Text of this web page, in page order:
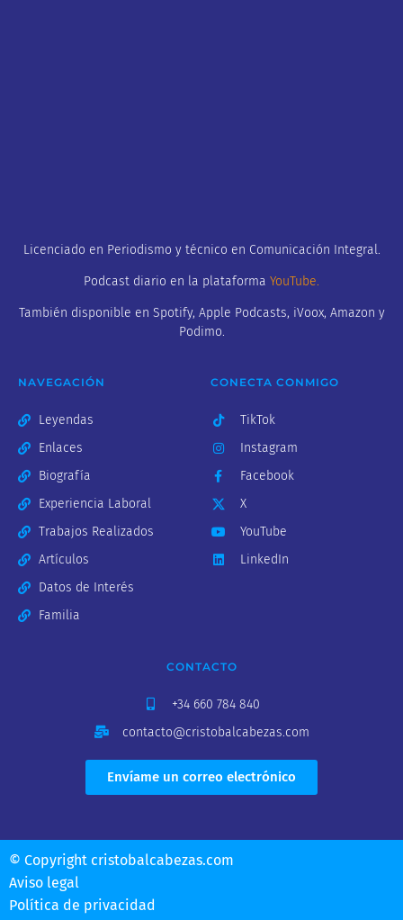
Licenciado en Periodismo y técnico en Comunicación Integral.
Podcast diario en la plataforma YouTube.
También disponible en Spotify, Apple Podcasts, iVoox, Amazon y
Podimo.
NAVEGACIÓN
Leyendas
Enlaces
Biografía
Experiencia Laboral
Trabajos Realizados
Artículos
Datos de Interés
Familia
CONECTA CONMIGO
TikTok
Instagram
Facebook
X
YouTube
LinkedIn
CONTACTO
+34 660 784 840
contacto@cristobalcabezas.com
Envíame un correo electrónico
© Copyright cristobalcabezas.com
Aviso legal
Política de privacidad